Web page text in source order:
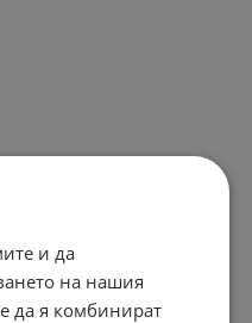
и да
на нашия
да я комбинират